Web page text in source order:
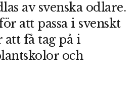
av svenska odlare.
att passa i svenskt
få tag på i
och